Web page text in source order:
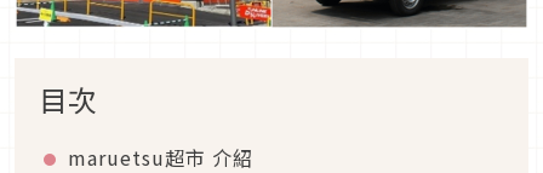
目次
maruetsu超市 介紹